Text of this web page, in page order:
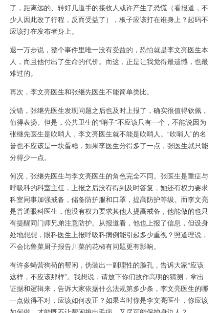
了，距离远的、转好几道手的接收人或许产生了恐慌（看报道，不
少人因此改了行程，反而受益了），板子应该打在谁身上？起码不
应该打在发布者身上。
退一万步说，整个事件里唯一没有受益的，恐怕就是李文亮医生本
人，而且他付出了生命的代价。而这，正是让我觉得最遗憾，也最
难过的。
再次，李文亮医生和张继先医生不能简单类比。
没错，张继先医生发现问题之后也及时上报了，确实很值得钦佩，
值得表扬。但是，公共卫生的“哨子”不应该只有一个，不能说因为
张继先医生是吹哨人，李文亮医生就不能是吹哨人。“吹哨人”的名
誉也不应该是一块蛋糕，如果李医生分得多了一点，张医生就只能
分得少一点。
何况，张继先医生与李文亮医生的角色完全不同。张医生是重症与
呼吸科的科室主任，上报之后没有得到及时答复，她还有权力要求
科室同事加强戒备，储备防护服和口罩，提高防护等级。而李文亮
是普通眼科医生，他没有权力要求其他人提高戒备，他能做的也只
有提醒同门师兄弟注意防护。从报道看，他也上报了信息，但设身
处地想想，眼科医生上报呼吸科病例能引起多少重视？照道理说，
不会比鲁菜厨子报告川菜的花椒有问题更有影响。
有许多蝇营狗苟的帮闲，伪装出一副理性的脸孔，告诉大家“应该
这样，不应该那样”。我想说，请放下你们故作高明的猜测，拿出
证据和逻辑来，告诉大家依据什么法规第多少条，李文亮医生的哪
一点做得不对，应该如何改正？如果当时你是李文亮医生，你应该